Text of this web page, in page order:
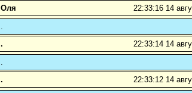
Оля
22:33:16 14
.
.
22:33:14 14
.
.
22:33:12 14